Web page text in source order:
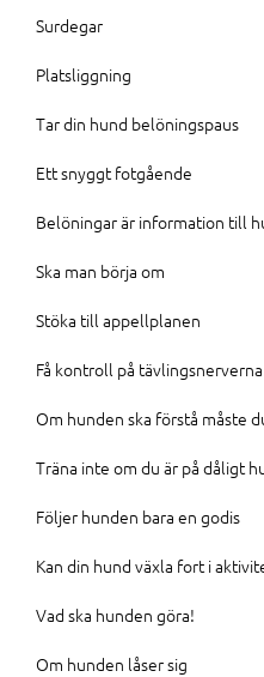
Surdegar
Platsliggning
Tar din hund belöningspaus
Ett snyggt fotgående
Belöningar är information till
Ska man börja om
Stöka till appellplanen
Få kontroll på tävlingsnerverna
Om hunden ska förstå måste
Träna inte om du är på dåligt
Följer hunden bara en godis
Kan din hund växla fort i
Vad ska hunden göra!
Om hunden låser sig